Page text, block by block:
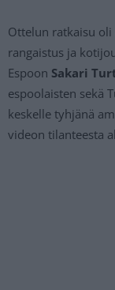
Ottelun ratkaisu
rangaistus ja
Espoon Sakari
espoolaisten sekä
keskelle tyhjänä
videon tilanteesta